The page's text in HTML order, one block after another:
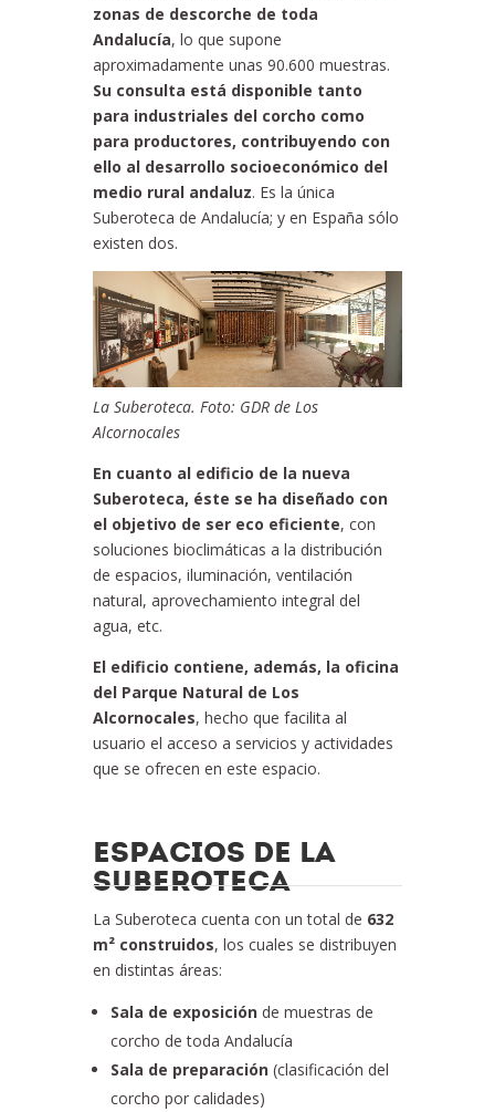
zonas de descorche de toda
Andalucía, lo que supone
aproximadamente unas 90.600 muestras.
Su consulta está disponible tanto
para industriales del corcho como
para productores, contribuyendo con
ello al desarrollo socioeconómico del
medio rural andaluz. Es la única
Suberoteca de Andalucía; y en España sólo
existen dos.
La Suberoteca. Foto: GDR de Los
Alcornocales
En cuanto al edificio de la nueva
Suberoteca, éste se ha diseñado con
el objetivo de ser eco eficiente, con
soluciones bioclimáticas a la distribución
de espacios, iluminación, ventilación
natural, aprovechamiento integral del
agua, etc.
El edificio contiene, además, la oficina
del Parque Natural de Los
Alcornocales, hecho que facilita al
usuario el acceso a servicios y actividades
que se ofrecen en este espacio.
ESPACIOS DE LA
SUBEROTECA
La Suberoteca cuenta con un total de 632
m² construidos, los cuales se distribuyen
en distintas áreas:
Sala de exposición de muestras de
corcho de toda Andalucía
Sala de preparación (clasificación del
corcho por calidades)